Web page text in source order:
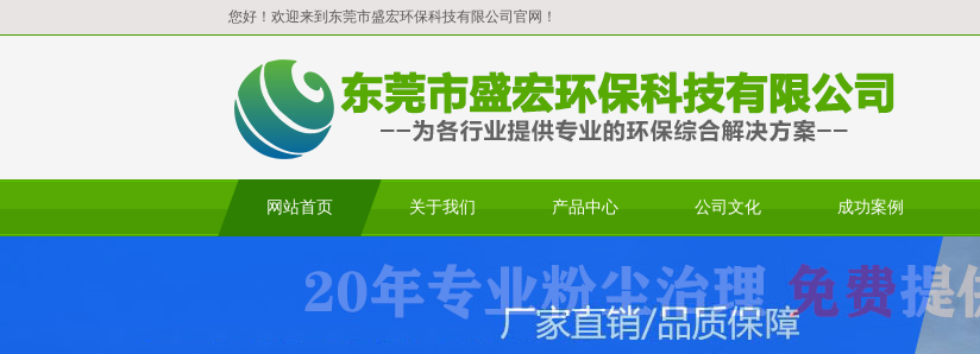
您好！欢迎来到东莞市盛宏环保科技有限公司官网！
网站首页 关于我们 产品中心 公司文化 成功案例